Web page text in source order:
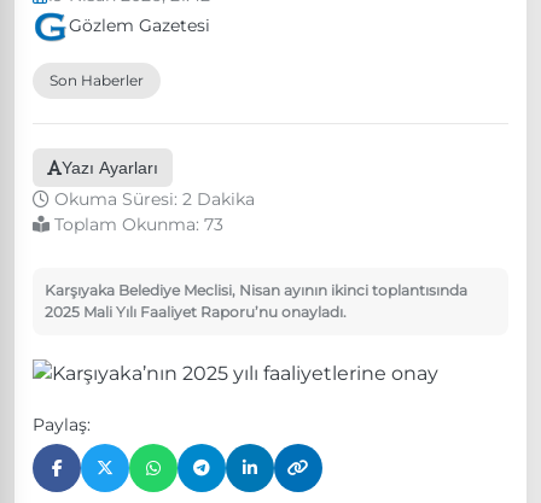
Boykot
Gözlem Gazetesi
Son Haberler
Yazı Ayarları
Okuma Süresi: 2 Dakika
Toplam Okunma: 73
Karşıyaka Belediye Meclisi, Nisan ayının ikinci toplantısında
2025 Mali Yılı Faaliyet Raporu’nu onayladı.
Paylaş: